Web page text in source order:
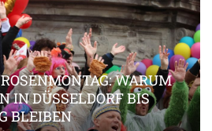
WARUM
IN DÜSSELDORF BIS
BLEIBEN